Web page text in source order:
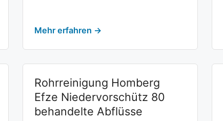
Mehr erfahren →
Rohrreinigung Homberg
Efze Niedervorschütz 80
behandelte Abflüsse